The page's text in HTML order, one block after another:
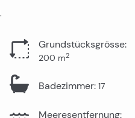
Grundstücksgrösse:
200 m2
Badezimmer: 17
Meeresentfernung: